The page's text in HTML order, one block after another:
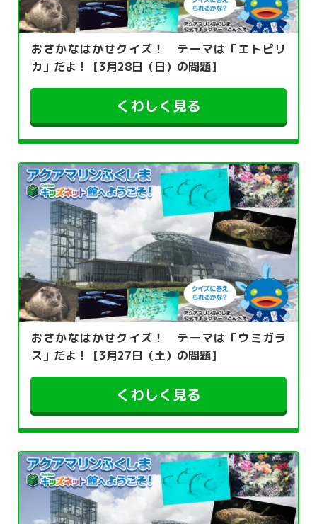
おさかなはかせクイズ！ テーマは「エトピリ
カ」だよ！【3月28日（日）の問題】
くわしく見る
おさかなはかせクイズ！ テーマは「ウミガラ
ス」だよ！【3月27日（土）の問題】
くわしく見る